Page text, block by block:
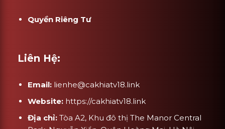
Quyền Riêng Tư
Liên Hệ:
Email: lienhe@cakhiatv18.link
Website: https://cakhiatv18.link
Địa chỉ: Tòa A2, Khu đô thị The Manor Central